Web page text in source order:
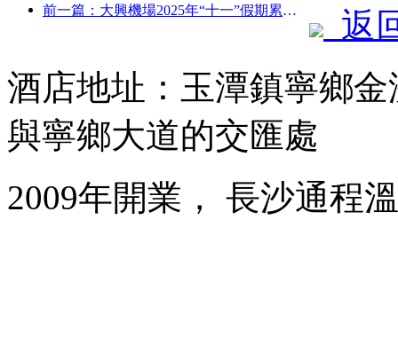
前一篇：大興機場2025年“十一”假期累計運送旅客130萬余人次
返
酒店地址：玉潭鎮寧鄉
與寧鄉大道的交匯處
2009年開業， 長沙通